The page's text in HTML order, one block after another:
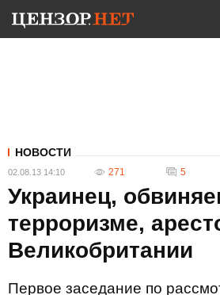
НОВОСТИ
02.08.13 14:10 271 5
Украинец,
терроризме,
Великобритании
Первое заседание по